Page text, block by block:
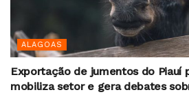
ALAGOAS
Exportação de jumentos do Piauí
mobiliza setor e gera debates